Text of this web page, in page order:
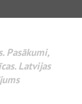
Pasākumi,
Latvijas